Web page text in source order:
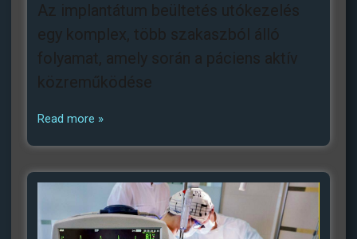
Az implantátum beültetés utókezelés
egy komplex, több szakaszból álló
folyamat, amely során a páciens aktív
közreműködése
Read more »